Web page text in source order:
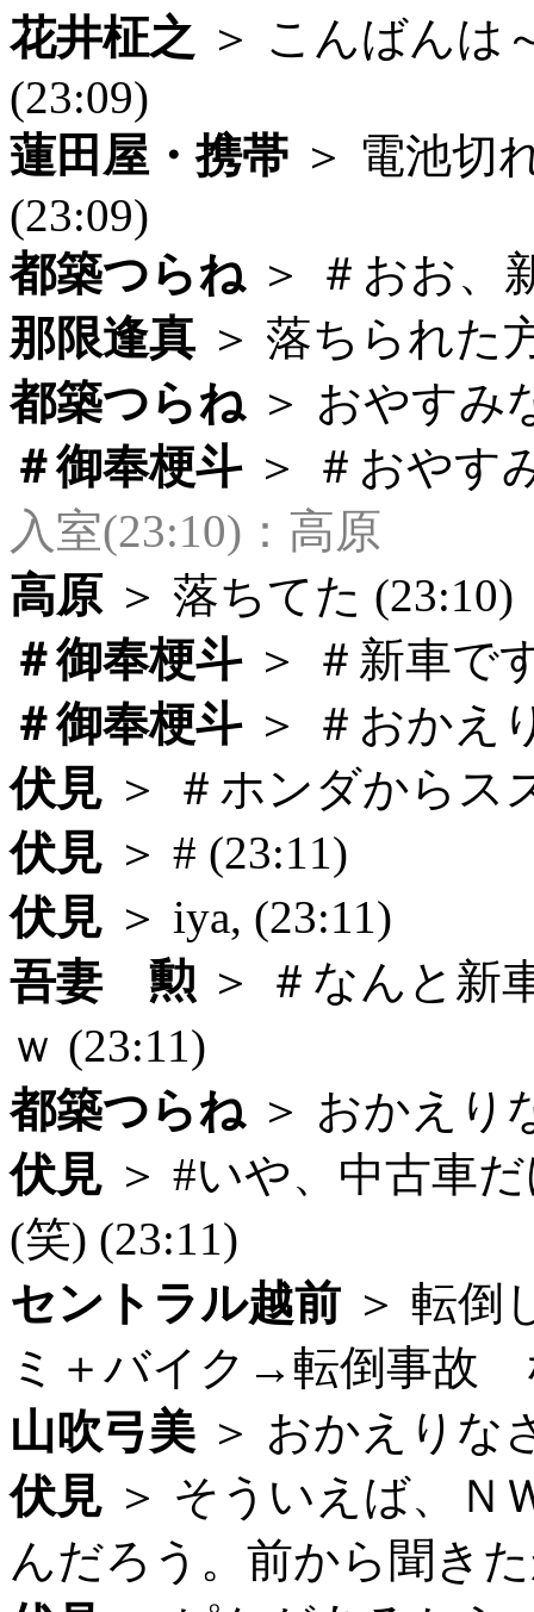
花井柾之 ＞ こんばん
(23:09)
蓮田屋・携帯 ＞ 電池切
(23:09)
都築つらね＞ ＃おお、
那限逢真 ＞ 落ちられた
都築つらね＞ おやすみ
＃御奉梗斗＞ ＃おやす
入室(23:10)：高原
高原 ＞ 落ちてた (23:10)
＃御奉梗斗＞ ＃新車で
＃御奉梗斗＞ ＃おかえ
伏見 ＞ ＃ホンダからス
伏見 ＞ # (23:11)
伏見 ＞ iya, (23:11)
吾妻 勲 ＞ ＃なんと
ｗ (23:11)
都築つらね＞ おかえり
伏見 ＞ #いや、中古車
(笑) (23:11)
セントラル越前 ＞ 転倒
ミ＋バイク→転倒事故
山吹弓美 ＞ おかえりな
伏見 ＞ そういえば、Ｎ
んだろう。前から聞き